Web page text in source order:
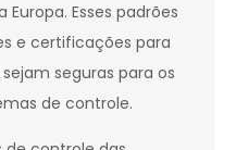
Esses padrões
e certificações para
seguras para os
de controle.